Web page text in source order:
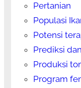
Pertanian
Populasi
Potensi
Prediksi
Produksi
Program